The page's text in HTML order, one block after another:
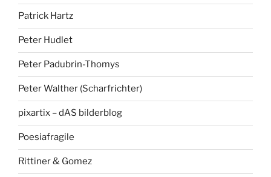
Patrick Hartz
Peter Hudlet
Peter Padubrin-Thomys
Peter Walther (Scharfrichter)
pixartix – dAS bilderblog
Poesiafragile
Rittiner & Gomez